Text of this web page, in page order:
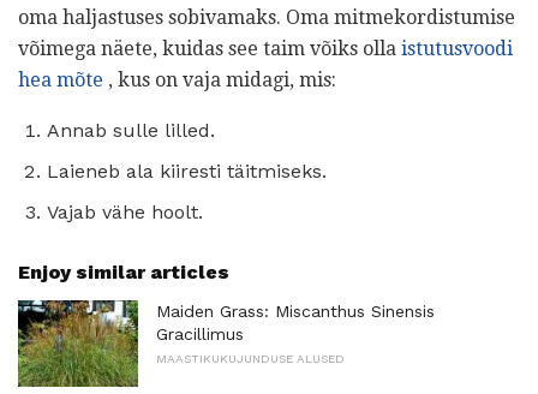
oma haljastuses sobivamaks. Oma mitmekordistumise
võimega näete, kuidas see taim võiks olla istutusvoodi
hea mõte , kus on vaja midagi, mis:
Annab sulle lilled.
Laieneb ala kiiresti täitmiseks.
Vajab vähe hoolt.
Enjoy similar articles
Maiden Grass: Miscanthus Sinensis
Gracillimus
MAASTIKUKUJUNDUSE ALUSED